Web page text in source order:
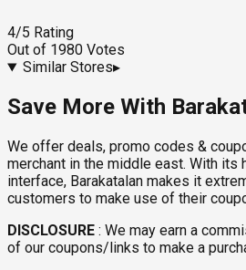
4/5 Rating
Out of 1980 Votes
Similar Stores▸
Save More With
We offer deals, promo codes &
merchant in the middle east. With its
interface, Barakatalan makes it
customers to make use of their
DISCLOSURE : We may earn a
of our coupons/links to make a